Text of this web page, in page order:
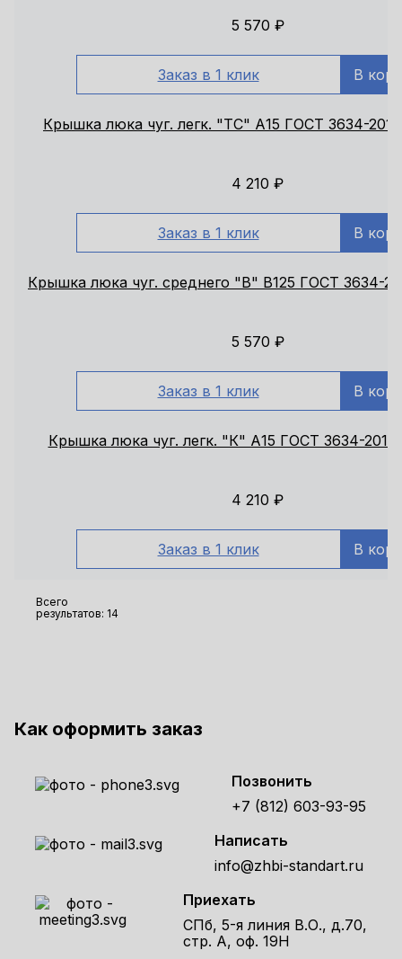
5 570 ₽
Заказ в 1 клик В
Крышка люка чуг. легк. "ТС" А15 ГОСТ 3634-
4 210 ₽
Заказ в 1 клик В
Крышка люка чуг. среднего "В" В125 ГОСТ 3634-
5 570 ₽
Заказ в 1 клик В
Крышка люка чуг. легк. "К" А15 ГОСТ 3634-
4 210 ₽
Заказ в 1 клик В
Всего
результатов: 14
Как оформить заказ
Позвонить
+7 (812) 603-93-95
Написать
info@zhbi-standart.ru
Приехать
СПб, 5-я линия В.О., д.70,
стр. А, оф. 19Н